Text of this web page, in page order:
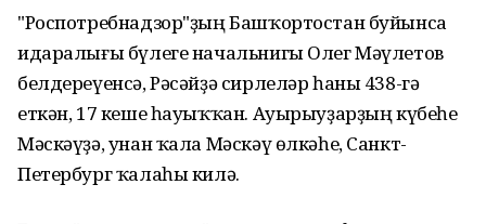
"Роспотребнадзор"ҙың Башҡортостан буйынса
идаралығы бүлеге начальнигы Олег Мәүлетов
белдереүенсә, Рәсәйҙә сирлеләр һаны 438-гә
еткән, 17 кеше һауыҡҡан. Ауырыуҙарҙың күбеһе
Мәскәүҙә, унан ҡала Мәскәү өлкәһе, Санкт-
Петербург ҡалаһы килә.